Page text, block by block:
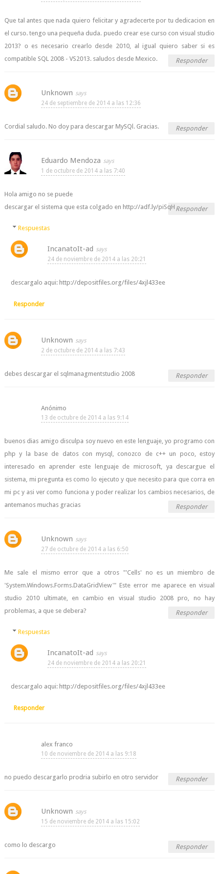
Que tal antes que nada quiero felicitar y agradecerte por tu dedicacion en
el curso. tengo una pequeña duda. puedo crear ese curso con visual studio
2013? o es necesario crearlo desde 2010, al igual quiero saber si es
compatible SQL 2008 - VS2013. saludos desde Mexico.
Responder
Unknown
24 de septiembre de 2014 a las 12:36
Cordial saludo. No doy para descargar MySQl. Gracias. Responder
Eduardo Mendoza
1 de octubre de 2014 a las 7:40
Hola amigo no se puede
descargar el sistema que esta colgado en http://adf.ly/piSqH Responder
Respuestas
IncanatoIt-ad
24 de noviembre de 2014 a las 20:21
descargalo aqui: http://depositfiles.org/files/4xjl433ee
Responder
Unknown
2 de octubre de 2014 a las 7:43
debes descargar el sqlmanagmentstudio 2008 Responder
Anónimo
13 de octubre de 2014 a las 9:14
buenos dias amigo disculpa soy nuevo en este lenguaje, yo programo con
php y la base de datos con mysql, conozco de c++ un poco, estoy
interesado en aprender este lenguaje de microsoft, ya descargue el
sistema, mi pregunta es como lo ejecuto y que necesito para que corra en
mi pc y asi ver como funciona y poder realizar los cambios necesarios, de
antemanos muchas gracias
Responder
Unknown
27 de octubre de 2014 a las 6:50
Me sale el mismo error que a otros "'Cells' no es un miembro de
'System.Windows.Forms.DataGridView'" Este error me aparece en visual
studio 2010 ultimate, en cambio en visual studio 2008 pro, no hay
problemas, a que se debera?
Responder
Respuestas
IncanatoIt-ad
24 de noviembre de 2014 a las 20:21
descargalo aqui: http://depositfiles.org/files/4xjl433ee
Responder
alex franco
10 de noviembre de 2014 a las 9:18
no puedo descargarlo prodria subirlo en otro servidor Responder
Unknown
15 de noviembre de 2014 a las 15:02
como lo descargo Responder